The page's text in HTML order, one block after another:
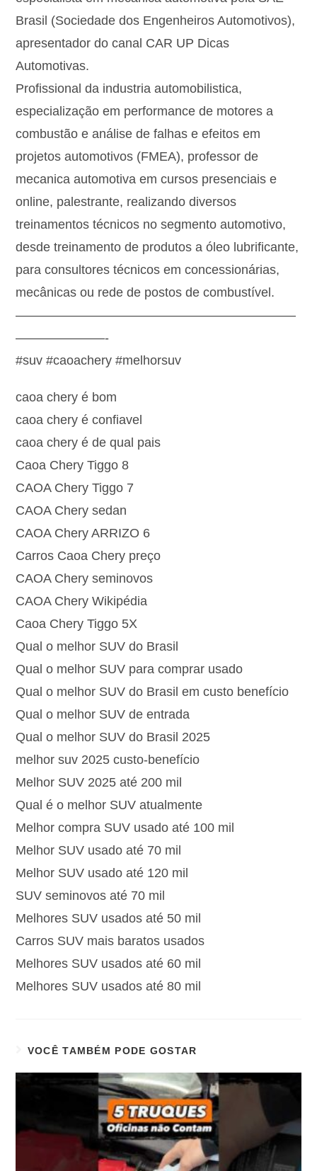
Brasil (Sociedade dos Engenheiros Automotivos),
apresentador do canal CAR UP Dicas
Automotivas.
Profissional da industria automobilistica,
especialização em performance de motores a
combustão e análise de falhas e efeitos em
projetos automotivos (FMEA), professor de
mecanica automotiva em cursos presenciais e
online, palestrante, realizando diversos
treinamentos técnicos no segmento automotivo,
desde treinamento de produtos a óleo lubrificante,
para consultores técnicos em concessionárias,
mecânicas ou rede de postos de combustível.
——————————————————————
———————-
#suv #caoachery #melhorsuv
caoa chery é bom
caoa chery é confiavel
caoa chery é de qual pais
Caoa Chery Tiggo 8
CAOA Chery Tiggo 7
CAOA Chery sedan
CAOA Chery ARRIZO 6
Carros Caoa Chery preço
CAOA Chery seminovos
CAOA Chery Wikipédia
Caoa Chery Tiggo 5X
Qual o melhor SUV do Brasil
Qual o melhor SUV para comprar usado
Qual o melhor SUV do Brasil em custo benefício
Qual o melhor SUV de entrada
Qual o melhor SUV do Brasil 2025
melhor suv 2025 custo-benefício
Melhor SUV 2025 até 200 mil
Qual é o melhor SUV atualmente
Melhor compra SUV usado até 100 mil
Melhor SUV usado até 70 mil
Melhor SUV usado até 120 mil
SUV seminovos até 70 mil
Melhores SUV usados até 50 mil
Carros SUV mais baratos usados
Melhores SUV usados até 60 mil
Melhores SUV usados até 80 mil
VOCÊ TAMBÉM PODE GOSTAR